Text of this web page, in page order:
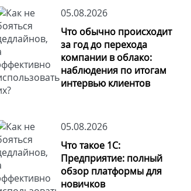
05.08.2026
Что обычно происходит
за год до перехода
компании в облако:
наблюдения по итогам
интервью клиентов
05.08.2026
Что такое 1С:
Предприятие: полный
обзор платформы для
новичков